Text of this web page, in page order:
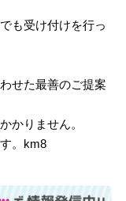
も受け付けを行っ
せた最善のご提案
かりません。
。km8